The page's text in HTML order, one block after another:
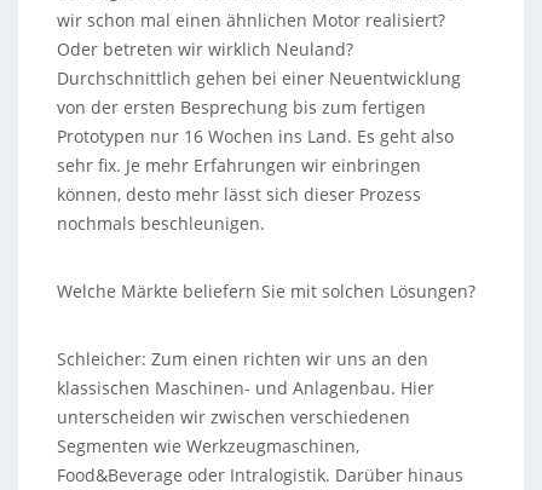
wir schon mal einen ähnlichen Motor realisiert?
Oder betreten wir wirklich Neuland?
Durchschnittlich gehen bei einer Neuentwicklung
von der ersten Besprechung bis zum fertigen
Prototypen nur 16 Wochen ins Land. Es geht also
sehr fix. Je mehr Erfahrungen wir einbringen
können, desto mehr lässt sich dieser Prozess
nochmals beschleunigen.
Welche Märkte beliefern Sie mit solchen Lösungen?
Schleicher: Zum einen richten wir uns an den
klassischen Maschinen- und Anlagenbau. Hier
unterscheiden wir zwischen verschiedenen
Segmenten wie Werkzeugmaschinen,
Food&Beverage oder Intralogistik. Darüber hinaus